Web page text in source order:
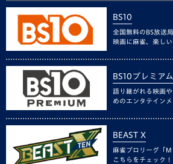
BS10
全国無料のBS放送
映画に麻雀、楽し
BS10プレミアム
語り継がれる映画
めのエンタテイン
BEAST X
麻雀プロリーグ「
こちらをチェック！